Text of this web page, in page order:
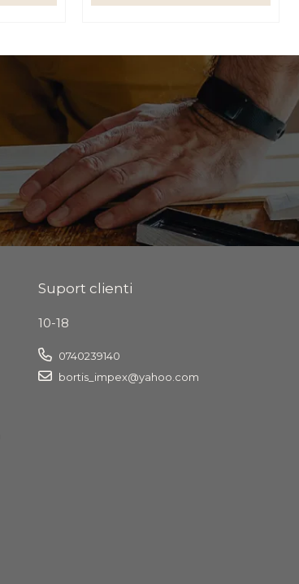
Suport clienti
10-18
0740239140
bortis_impex@yahoo.com